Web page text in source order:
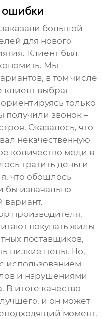
ошибки
большой
для нового
Клиент был
Мы
в том числе
клиент выбрал
только
получили звонок –
Оказалось, что
некачественную
количество меди в
тратить деньги
что обошлось
бы изначально
вариант.
производителя.
покупатьжилы
поставщиков,
низкие цены. Но,
использованием
и нарушениями
В итоге качество
и он может
момент.